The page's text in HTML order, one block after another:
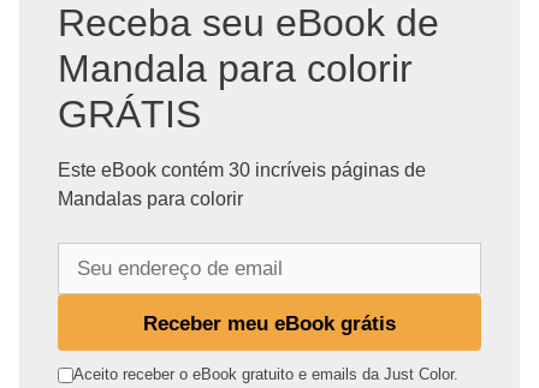
Receba seu eBook de
Mandala para colorir
GRÁTIS
Este eBook contém 30 incríveis páginas de
Mandalas para colorir
n
Receber meu eBook grátis
Aceito receber o eBook gratuito e emails da Just Color.